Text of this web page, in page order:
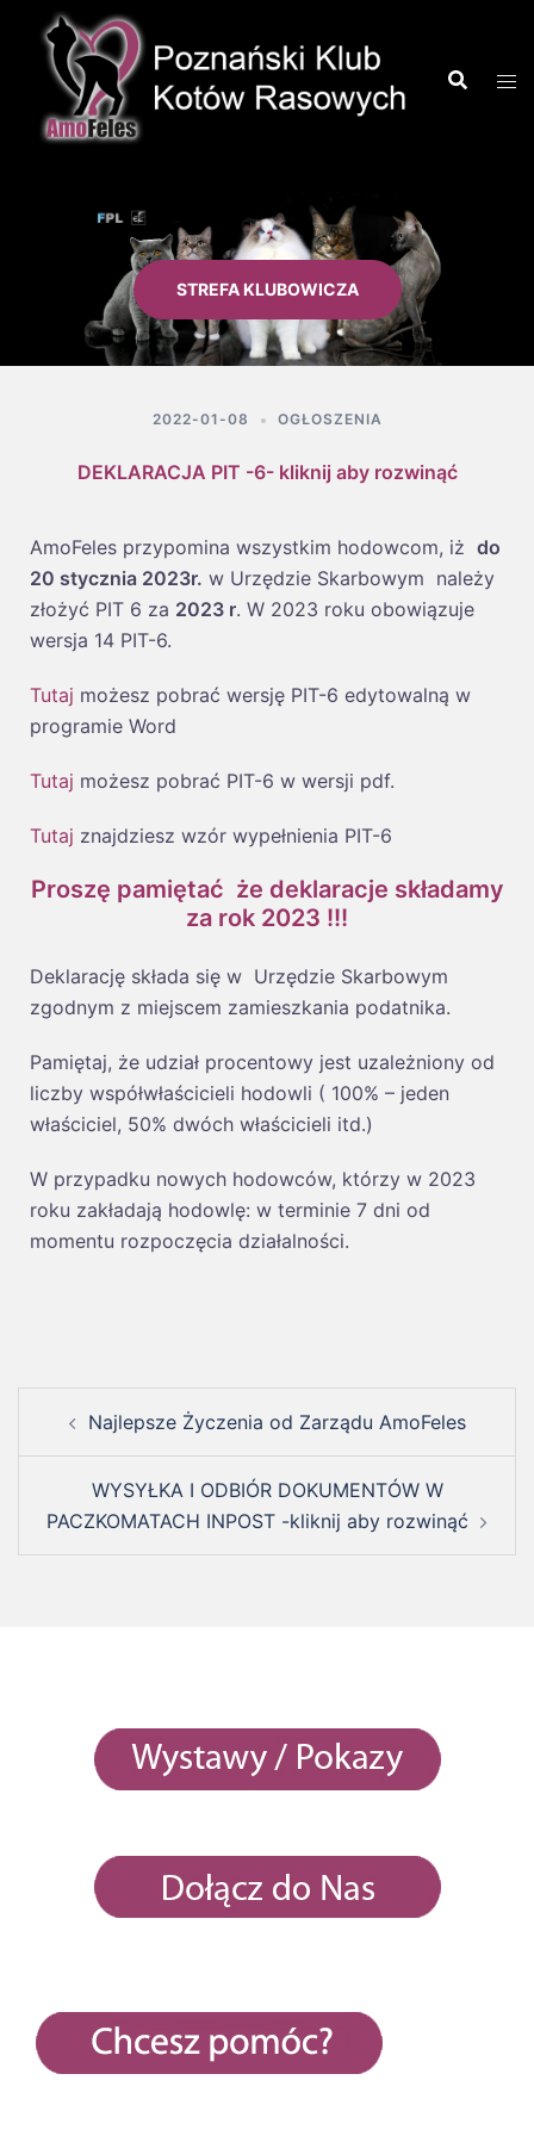
STREFA KLUBOWICZA
2022-01-08 OGŁOSZENIA
DEKLARACJA PIT -6- kliknij aby rozwinąć
AmoFeles przypomina wszystkim hodowcom, iż do
20 stycznia 2023r. w Urzędzie Skarbowym należy
złożyć PIT 6 za 2023 r. W 2023 roku obowiązuje
wersja 14 PIT-6.
Tutaj możesz pobrać wersję PIT-6 edytowalną w
programie Word
Tutaj możesz pobrać PIT-6 w wersji pdf.
Tutaj znajdziesz wzór wypełnienia PIT-6
Proszę pamiętać że deklaracje składamy
za rok 2023 !!!
Deklarację składa się w Urzędzie Skarbowym
zgodnym z miejscem zamieszkania podatnika.
Pamiętaj, że udział procentowy jest uzależniony od
liczby współwłaścicieli hodowli ( 100% – jeden
właściciel, 50% dwóch właścicieli itd.)
W przypadku nowych hodowców, którzy w 2023
roku zakładają hodowlę: w terminie 7 dni od
momentu rozpoczęcia działalności.
Najlepsze Życzenia od Zarządu AmoFeles
WYSYŁKA I ODBIÓR DOKUMENTÓW W
PACZKOMATACH INPOST -kliknij aby rozwinąć